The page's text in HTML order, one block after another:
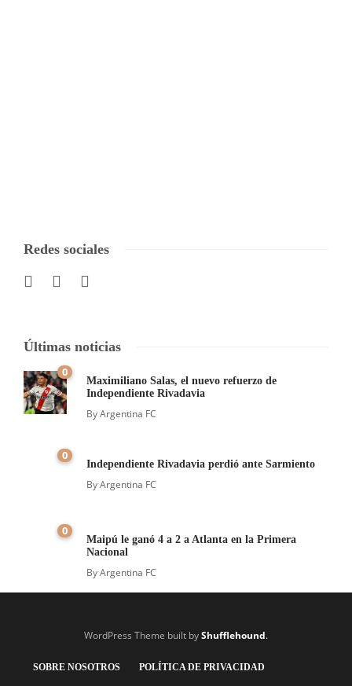
Redes sociales
Últimas noticias
0
Maximiliano Salas, el nuevo refuerzo de
Independiente Rivadavia
ByArgentina FC
0
Independiente Rivadavia perdió ante Sarmiento
ByArgentina FC
0
Maipú le ganó 4 a 2 a Atlanta en la Primera
Nacional
ByArgentina FC
WordPress Theme built byShufflehound.
SOBRE NOSOTROS POLÍTICA DE PRIVACIDAD